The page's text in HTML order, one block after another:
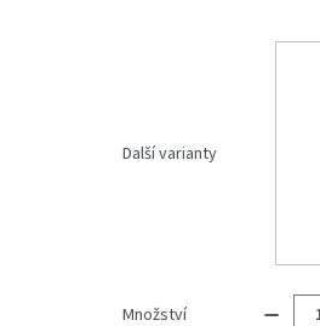
Další varianty
Množství